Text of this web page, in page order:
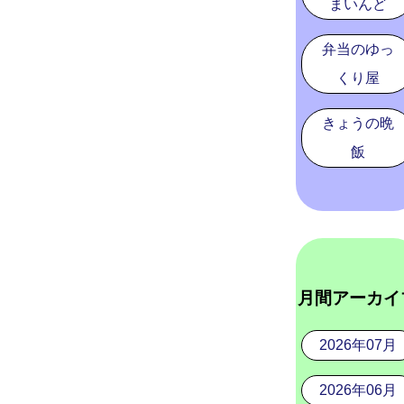
まいんど
弁当のゆっ
くり屋
きょうの晩
飯
月間アーカ
2026年07月
2026年06月